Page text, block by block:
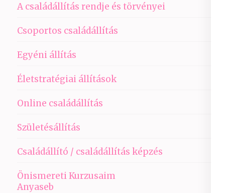
A családállítás rendje és törvényei
Csoportos családállítás
Egyéni állítás
Életstratégiai állítások
Online családállítás
Születésállítás
Családállító / családállítás képzés
Önismereti Kurzusaim
Anyaseb